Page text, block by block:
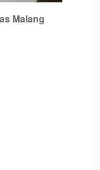
Malang